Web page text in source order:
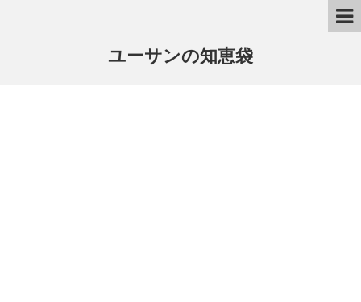
ユーサンの知恵袋